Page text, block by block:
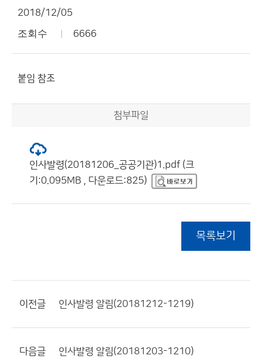
2018/12/05
조회수 6666
붙임 참조
첨부파일
인사발령(20181206_공공기관)1.pdf (크
기:0.095MB , 다운로드:825)
목록보기
이전글 인사발령 알림(20181212-1219)
다음글 인사발령 알림(20181203-1210)